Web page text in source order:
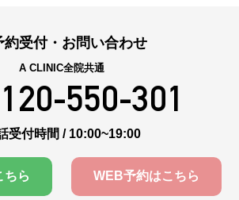
約受付・お問い合わせ
A CLINIC全院共通
550-301
受付時間 / 10:00~19:00
ちら WEB予約はこちら